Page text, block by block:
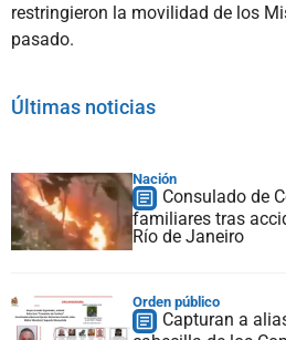
restringieron la movilidad de los
pasado.
Últimas noticias
Nación
Consulado de
familiares tras
Río de Janeiro
Orden público
Capturan a